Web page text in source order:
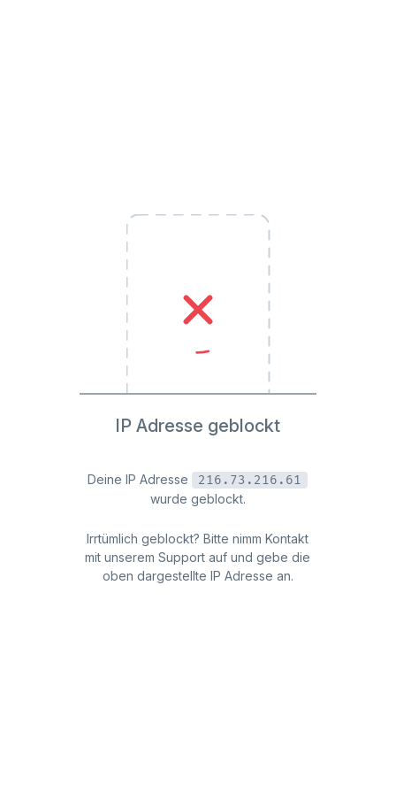
IP Adresse geblockt
Deine IP Adresse
216.73.216.61
wurde geblockt.
Irrtümlich geblockt? Bitte nimm Kontakt
mit unserem Support auf und gebe die
oben dargestellte IP Adresse an.